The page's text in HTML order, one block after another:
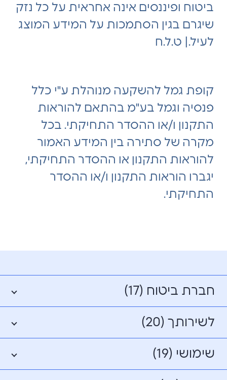
ביטוח ופיננסים אינה אחראית על כל נזק
שיגרם בגין הסתמכות על המידע המוצג
לעיל.| ט.ל.ח
קופת גמל להשקעה מנוהלת ע"י כלל
פנסיה וגמל בע"מ בהתאם להוראות
התקנון ו/או ההסדר התחיקתי. בכל
מקרה של סתירה בין המידע האמור
להוראות התקנון או ההסדר התחיקתי,
יגברו הוראות התקנון ו/או ההסדר
התחיקתי.
חברת ביטוח (17)
לשירותך (20)
שימושי (19)